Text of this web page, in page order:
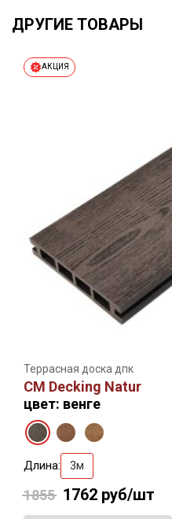
ДРУГИЕ ТОВАРЫ
АКЦИЯ
Террасная доска дпк
CM Decking Natur
цвет: венге
Длина: 3м
1855 1762 руб/шт